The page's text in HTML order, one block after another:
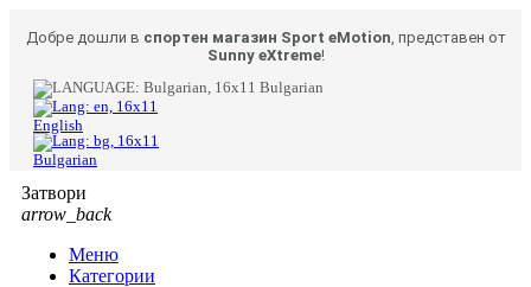
Добре дошли в спортен магазин Sport eMotion, представен от
Sunny eXtreme!
Bulgarian
English
Bulgarian
Затвори
arrow_back
Меню
Категории